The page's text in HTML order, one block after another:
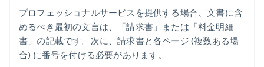
プロフェッショナルサービスを提供する場合、文書に含
めるべき最初の文言は、「請求書」または「料金明細
書」の記載です。次に、請求書と各ページ (複数ある場
合) に番号を付ける必要があります。